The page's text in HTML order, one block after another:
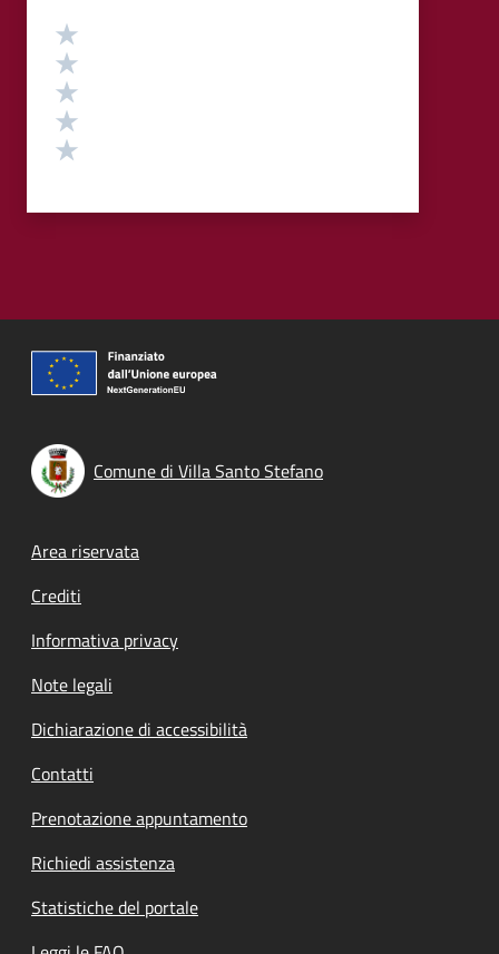
Valutazione
Comune di Villa Santo Stefano
Footer menu
Area riservata
Crediti
Informativa privacy
Note legali
Dichiarazione di accessibilità
Contatti
Prenotazione appuntamento
Richiedi assistenza
Statistiche del portale